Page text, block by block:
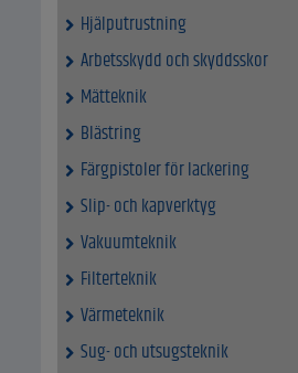
Hjälputrustning
Arbetsskydd och skyddsskor
Mätteknik
Blästring
Färgpistoler för lackering
Slip- och kapverktyg
Vakuumteknik
Filterteknik
Värmeteknik
Sug- och utsugsteknik